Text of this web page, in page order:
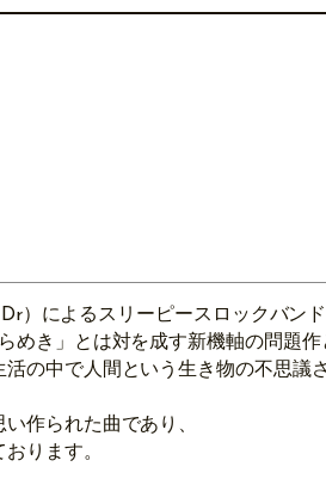
）によるスリーピースロックバンド
き」とは対を成す新機軸の問題作
の中で人間という生き物の不思議
作られた曲であり、
ります。